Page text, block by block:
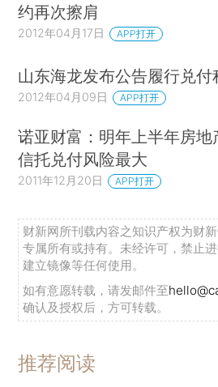
约再次擦肩
2012年04月17日 APP打开
山东海龙发布公告履行兑付
2012年04月09日 APP打开
诺亚财富：明年上半年房地
信托兑付风险最大
2011年12月20日 APP打开
财新网所刊载内容之知识产权为财
专属所有或持有。未经许可，禁止
建立镜像等任何使用。
如有意愿转载，请发邮件至
确认及授权后，方可转载。
推荐阅读